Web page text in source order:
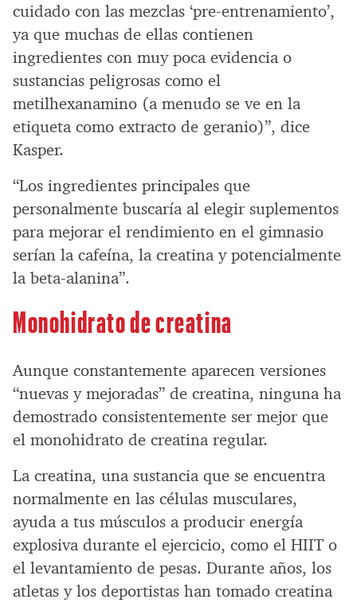
cuidado con las mezclas ‘pre-entrenamiento’,
ya que muchas de ellas contienen
ingredientes con muy poca evidencia o
sustancias peligrosas como el
metilhexanamino (a menudo se ve en la
etiqueta como extracto de geranio)”, dice
Kasper.
“Los ingredientes principales que
personalmente buscaría al elegir suplementos
para mejorar el rendimiento en el gimnasio
serían la cafeína, la creatina y potencialmente
la beta-alanina”.
Monohidrato de creatina
Aunque constantemente aparecen versiones
“nuevas y mejoradas” de creatina, ninguna ha
demostrado consistentemente ser mejor que
el monohidrato de creatina regular.
La creatina, una sustancia que se encuentra
normalmente en las células musculares,
ayuda a tus músculos a producir energía
explosiva durante el ejercicio, como el HIIT o
el levantamiento de pesas. Durante años, los
atletas y los deportistas han tomado creatina